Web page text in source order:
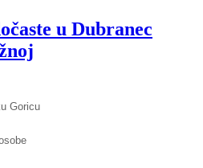
u Dubranec
Goricu